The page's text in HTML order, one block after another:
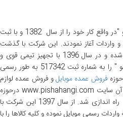
موسسان شرکت "بازرگانان هوشمندآسو "در واقع کار خود را از سال 1382 و با ثبت
آغاز نمودند. این شرکت با گذشت
زمان به حوزه تجارت الکترونیک وارد شده و در سال 1396 با تجهیز تیمی قوی و
حرفه ای شرکت "بازرگانان هوشمند آسو " را به شماره ثبت 517342 به طور رسمی
فروش عمده موبایلو فروش عمده لوازم
و تبلت و اندکی پس از آن سایت www.pishahangi.com درحوزه
فروش گوشی موبایل به مصرف کننده راه اندازی شد. از سال 1397 این شرکت با
رسمی موبایل نموده و کلیه کالاها را با